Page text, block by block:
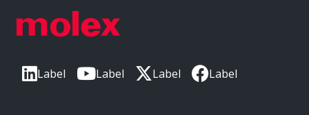
Label Label Label Label